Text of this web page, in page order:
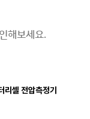
해보세요.
리셀 전압측정기